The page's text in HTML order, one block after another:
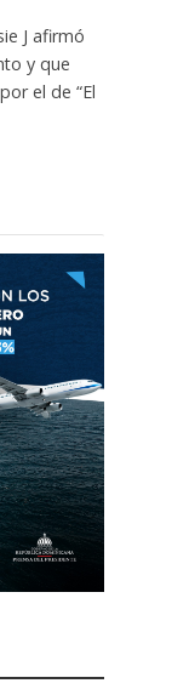
J afirmó
y que
el de “El